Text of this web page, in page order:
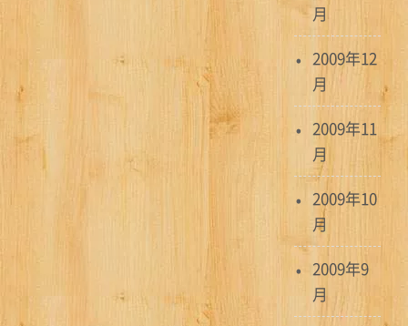
月
2009年12
月
2009年11
月
2009年10
月
2009年9
月